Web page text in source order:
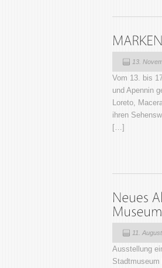
13.
Vom 13. bis
und Apennin
Loreto,
ihren
[…]
11.
Ausstellung